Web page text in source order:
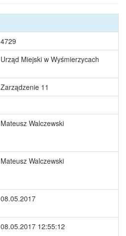
4729
Urząd Miejski w Wyśmierzycach
Zarządzenie 11
Mateusz Walczewski
Mateusz Walczewski
08.05.2017
08.05.2017 12:55:12